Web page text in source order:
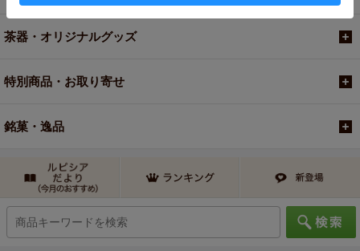
茶器・オリジナルグッズ
特別商品・お取り寄せ
銘菓・逸品